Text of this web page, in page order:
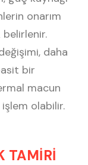
onarım
daha
bir
macun
olabilir.
TAMİRİ